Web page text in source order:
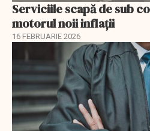
Serviciile scapă de sub
motorul noii inflații
16 FEBRUARIE 2026